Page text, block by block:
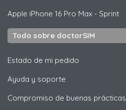
Apple iPhone 16 Pro Max - Sprint
Todo sobre doctorSIM
Estado de mi pedido
Ayuda y soporte
Compromiso de buenas prácticas